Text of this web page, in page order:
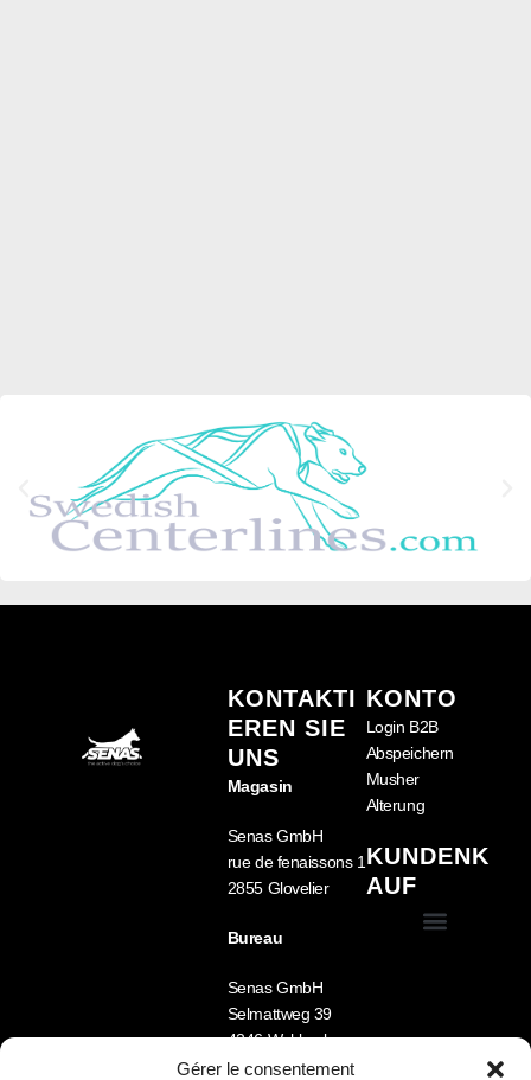
Gérer le consentement
KONTAKTI
EREN SIE
UNS
Magasin
Senas GmbH
rue de fenaissons 1
2855 Glovelier
Bureau
Senas GmbH
Selmattweg 39
4246 Wahlen b.
Laufen
KONTO
Login B2B
Abspeichern
Musher
Alterung
KUNDENK
AUF